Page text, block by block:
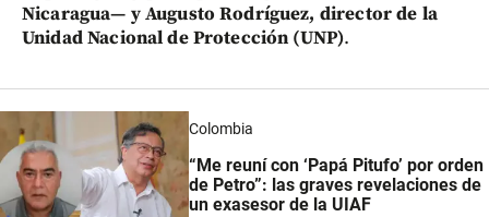
Nicaragua— y Augusto Rodríguez, director de la
Unidad Nacional de Protección (UNP).
Colombia
“Me reuní con ‘Papá Pitufo’ por orden
de Petro”: las graves revelaciones de
un exasesor de la UIAF